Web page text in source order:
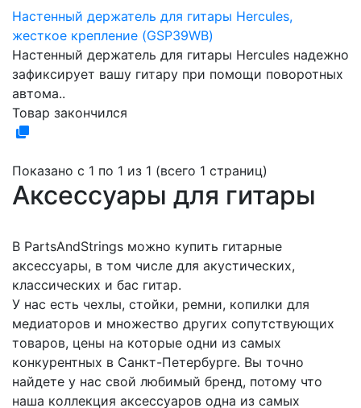
Настенный держатель для гитары Hercules,
жесткое крепление (GSP39WB)
Настенный держатель для гитары Hercules надежно
зафиксирует вашу гитару при помощи поворотных
автома..
Товар закончился
Показано с 1 по 1 из 1 (всего 1 страниц)
Аксессуары для гитары
В PartsAndStrings можно купить гитарные
аксессуары, в том числе для акустических,
классических и бас гитар.
У нас есть чехлы, стойки, ремни, копилки для
медиаторов и множество других сопутствующих
товаров, цены на которые одни из самых
конкурентных в Санкт-Петербурге. Вы точно
найдете у нас свой любимый бренд, потому что
наша коллекция аксессуаров одна из самых